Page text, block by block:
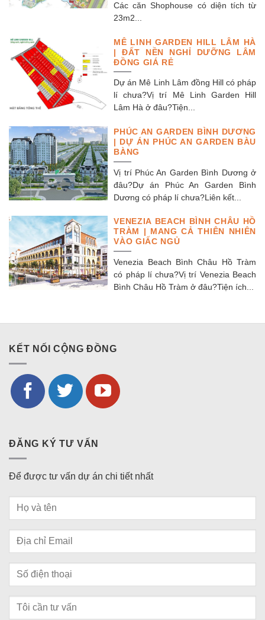
Các căn Shophouse có diện tích từ
23m2...
MÊ LINH GARDEN HILL LÂM HÀ
| ĐẤT NỀN NGHỈ DƯỠNG LÂM
ĐỒNG GIÁ RẺ
Dự án Mê Linh Lâm đồng Hill có pháp
lí chưa?Vị trí Mê Linh Garden Hill
Lâm Hà ở đâu?Tiện...
PHÚC AN GARDEN BÌNH DƯƠNG
| DỰ ÁN PHÚC AN GARDEN BÀU
BÀNG
Vị trí Phúc An Garden Bình Dương ở
đâu?Dự án Phúc An Garden Bình
Dương có pháp lí chưa?Liên kết...
VENEZIA BEACH BÌNH CHÂU HỒ
TRÀM | MANG CẢ THIÊN NHIÊN
VÀO GIẤC NGỦ
Venezia Beach Bình Châu Hồ Tràm
có pháp lí chưa?Vị trí Venezia Beach
Bình Châu Hồ Tràm ở đâu?Tiện ích...
KẾT NỐI CỘNG ĐỒNG
ĐĂNG KÝ TƯ VẤN
Để được tư vấn dự án chi tiết nhất